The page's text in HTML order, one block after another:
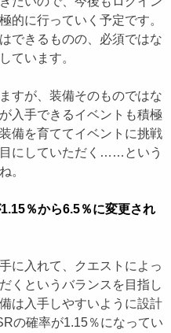
的に行っていく予定です。
できるものの、必須ではな
ています。
すが、装備そのものではな
入手できるイベントも積極
備を育ててイベントに挑戦
にしていただく……という
。
％から6.5％に変更され
に入れて、クエストによっ
くというバランスを目指し
は入手しやすいように設計
の確率が1.15％になってい